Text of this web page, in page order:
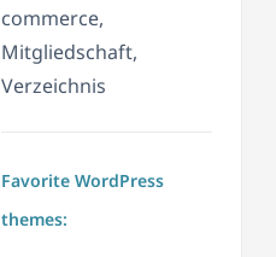
commerce,
Mitgliedschaft,
Verzeichnis
Favorite WordPress
themes: